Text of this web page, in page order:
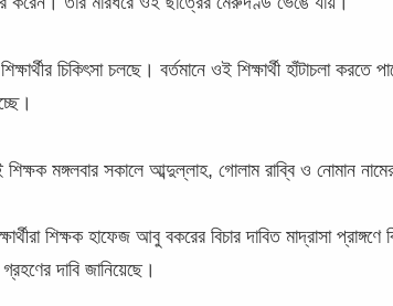
চিকিৎসা চলছে। বর্তমানে ওই শিক্ষার্থী হাঁটাচলা
মঙ্গলবার সকালে আব্দুল্লাহ, গোলাম রাব্বি ও নোমান নামের
শিক্ষক হাফেজ আবু বকরের বিচার দাবিত মাদ্রাসা
দাবি জানিয়েছে।